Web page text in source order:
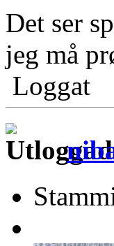
Det ser
jeg må
Loggat